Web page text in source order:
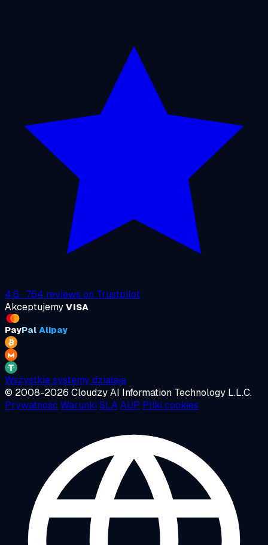
4.6 · 764 reviews on Trustpilot
Akceptujemy VISA
PayPal Alipay
Wszystkie systemy działają
© 2008-2026 Cloudzy AI Information Technology L.L.C.
Prywatność Warunki SLAAUP Pliki cookies